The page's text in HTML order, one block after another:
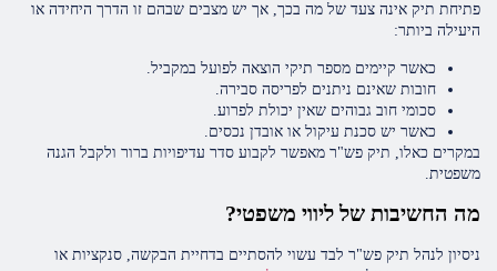
פתיחת תיק אינה צעד של מה בכך, אך יש מצבים שבהם זו הדרך היחידה או
היעילה ביותר:
כאשר קיימים מספר תיקי הוצאה לפועל במקביל.
חובות שאינם ניתנים לפריסה סבירה.
סכומי חוב גבוהים שאין יכולת לפרוע.
כאשר יש סכנת עיקול או אובדן נכסים.
במקרים כאלו, תיק פש"ר מאפשר לקבוע סדר עדיפויות ברור ולקבל הגנה
משפטית.
מה החשיבות של ליווי משפטי?
ניסיון לנהל תיק פש"ר לבד עשוי להסתיים בדחיית הבקשה, סנקציות או